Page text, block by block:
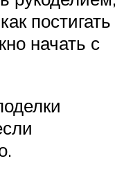
постигать
начать с